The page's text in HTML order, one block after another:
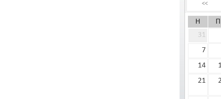
<<
Н
П
31
7
14
21